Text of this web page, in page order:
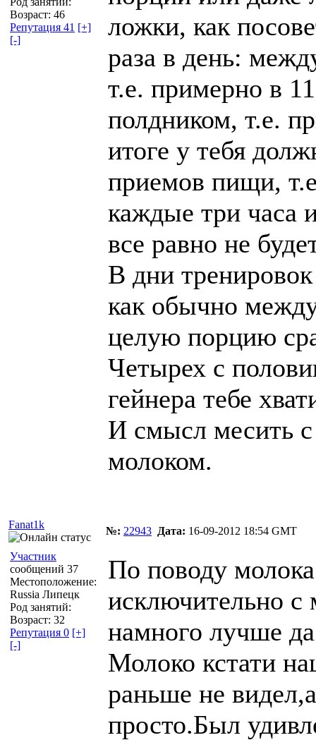
Возраст: 46
Репутация 41 [+]
[-]
ложки, как
раза в день:
т.е. примерно в
полдником, т.е.
итоге у тебя
приемов пищи,
каждые три часа
все равно не
В дни
как обычно
целую порцию
Четырех с
гейнера тебе
И смысл месить
молоком.
Fanat1k
№: 22943 Дата: 16-09-2012 18:54 GMT
Участник
сообщений 37
Местоположение:
Russia Липецк
Род занятий:
Возраст: 32
Репутация 0 [+]
[-]
По поводу
исключительно
намного лучше
Молоко кстати
раньше не
просто.Был